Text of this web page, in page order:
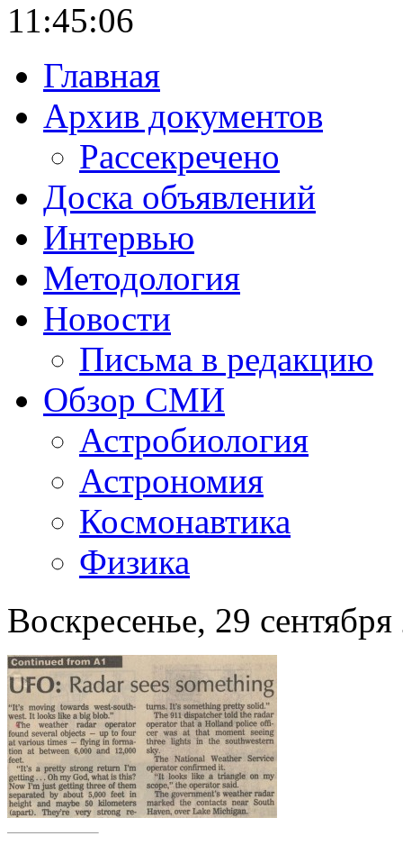
11:45:07
Главная
Архив документов
Рассекречено
Доска объявлений
Интервью
Методология
Новости
Письма в редакцию
Обзор СМИ
Астробиология
Астрономия
Космонавтика
Физика
Воскресенье, 29